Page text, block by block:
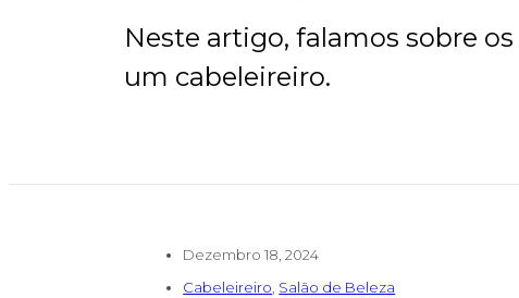
Neste artigo, falamos sobre
um cabeleireiro.
Dezembro 18, 2024
Cabeleireiro Salão de Beleza